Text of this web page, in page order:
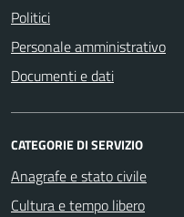
Politici
Personale amministrativo
Documenti e dati
CATEGORIE DI SERVIZIO
Anagrafe e stato civile
Cultura e tempo libero